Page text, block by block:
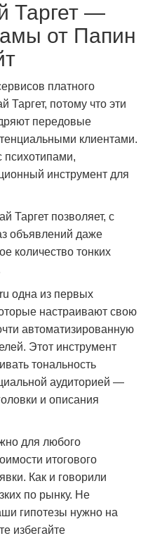
Таргет —
от Папин
платного
потому что эти
передовые
клиентами.
психотипами,
инструмент для
Таргет позволяет, с
объявлений даже
количество тонких
одна из первых
настраивают свою
автоматизированную
Этот инструмент
тональность
аудиторией —
и описания
для любого
итогового
Как и говорили
по рынку. Не
гипотезы нужно на
избегайте